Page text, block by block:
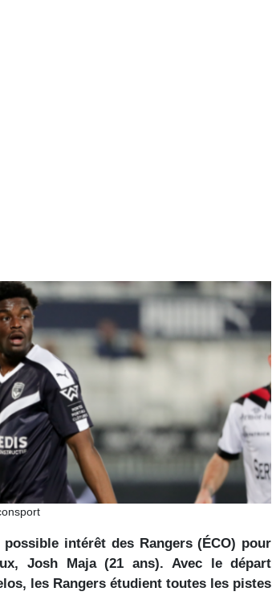
possible intérêt des Rangers (ÉCO) pour
Josh Maja (21 ans). Avec le départ
les Rangers étudient toutes les pistes